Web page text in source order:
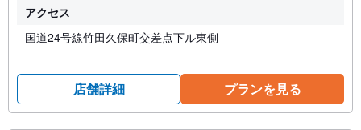
アクセス
国道24号線竹田久保町交差点下ル東側
店舗詳細 プランを見る